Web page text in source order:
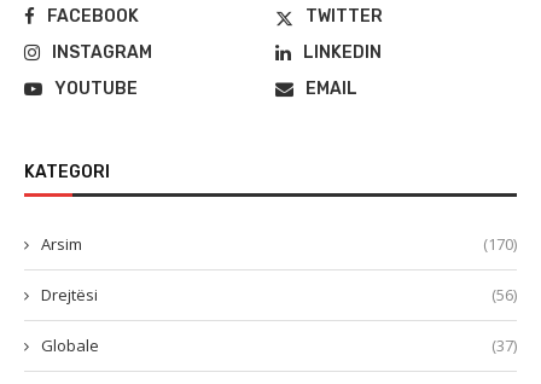
FACEBOOK
TWITTER
INSTAGRAM
LINKEDIN
YOUTUBE
EMAIL
KATEGORI
Arsim (170)
Drejtësi (56)
Globale (37)